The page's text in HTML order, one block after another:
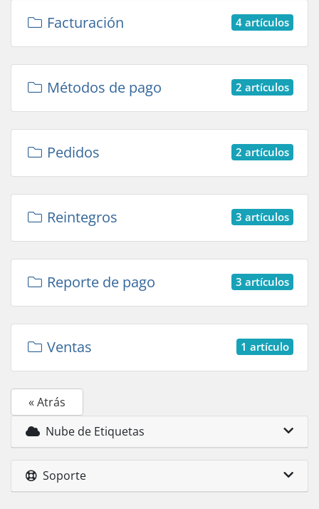
4 artículos
Facturación
2 artículos
Métodos de pago
2 artículos
Pedidos
3 artículos
Reintegros
3 artículos
Reporte de pago
1 artículo
Ventas
« Atrás
Nube de Etiquetas
Soporte